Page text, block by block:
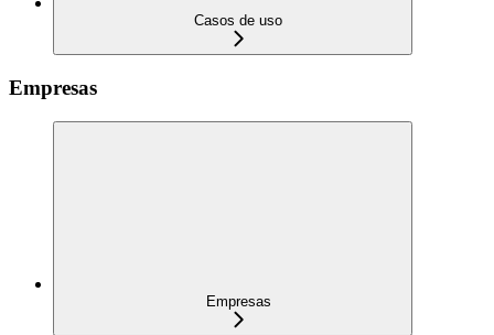
Casos de uso
Empresas
Empresas